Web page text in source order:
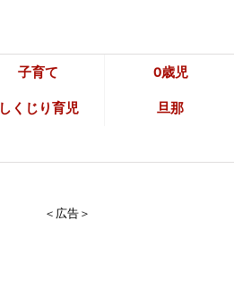
子育て 0歳児
しくじり育児 旦那
＜広告＞